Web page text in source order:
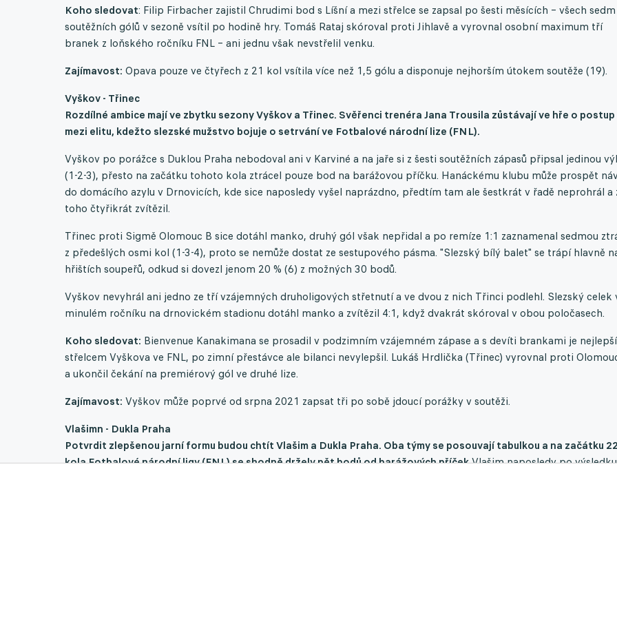
Koho sledovat: Filip Firbacher zajistil Chrudimi bod s Líšní a mezi střelce se zapsal po šesti měsících – všech sedm
soutěžních gólů v sezoně vsítil po hodině hry. Tomáš Rataj skóroval proti Jihlavě a vyrovnal osobní maximum tří
branek z loňského ročníku FNL – ani jednu však nevstřelil venku.
Zajímavost: Opava pouze ve čtyřech z 21 kol vsítila více než 1,5 gólu a disponuje nejhorším útokem soutěže (19).
Vyškov - Třinec
Rozdílné ambice mají ve zbytku sezony Vyškov a Třinec. Svěřenci trenéra Jana Trousila zůstávají ve hře o postup
mezi elitu, kdežto slezské mužstvo bojuje o setrvání ve Fotbalové národní lize (FNL).
Vyškov po porážce s Duklou Praha nebodoval ani v Karviné a na jaře si z šesti soutěžních zápasů připsal jedinou
(1-2-3), přesto na začátku tohoto kola ztrácel pouze bod na barážovou příčku. Hanáckému klubu může prospět
do domácího azylu v Drnovicích, kde sice naposledy vyšel naprázdno, předtím tam ale šestkrát v řadě neprohrál a
toho čtyřikrát zvítězil.
Třinec proti Sigmě Olomouc B sice dotáhl manko, druhý gól však nepřidal a po remíze 1:1 zaznamenal sedmou
z předešlých osmi kol (1-3-4), proto se nemůže dostat ze sestupového pásma. "Slezský bílý balet" se trápí hlavně
hřištích soupeřů, odkud si dovezl jenom 20 % (6) z možných 30 bodů.
Vyškov nevyhrál ani jedno ze tří vzájemných druholigových střetnutí a ve dvou z nich Třinci podlehl. Slezský celek
minulém ročníku na drnovickém stadionu dotáhl manko a zvítězil 4:1, když dvakrát skóroval v obou poločasech.
Koho sledovat: Bienvenue Kanakimana se prosadil v podzimním vzájemném zápase a s devíti brankami je
střelcem Vyškova ve FNL, po zimní přestávce ale bilanci nevylepšil. Lukáš Hrdlička (Třinec) vyrovnal proti
a ukončil čekání na premiérový gól ve druhé lize.
Zajímavost: Vyškov může poprvé od srpna 2021 zapsat tři po sobě jdoucí porážky v soutěži.
Vlašimn - Dukla Praha
Potvrdit zlepšenou jarní formu budou chtít Vlašim a Dukla Praha. Oba týmy se posouvají tabulkou a na začátku
kola Fotbalové národní ligy (FNL) se shodně držely pět bodů od barážových příček.Vlašim naposledy po výsledku